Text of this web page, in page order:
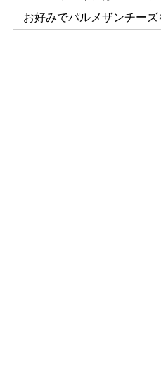
お好みでパルメザンチー